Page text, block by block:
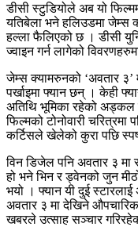
डीसी स्टुडियोले अब यो
यतिबेला भने हलिउडमा जेम्स
हल्ला फैलिएको छ । डीसी
ज्वाइन गर्न लागेको
जेम्स क्यामरुनको ‘अवतार
पर्खाइमा फ्यान छन् । केही
अतिथि भूमिका रहेको अड्कल
फिल्मको टोनोवारी चरित्रमा
कर्टिसले खेलेको कुरा पछि
विन डिजेल पनि अवतार ३
हो भने भिन र ड्वेनको जुन मीठो
भयो । फ्यान यी दुई स्टारलाई
अवतार ३ मा देखिने
खबरले उत्साह सञ्चार